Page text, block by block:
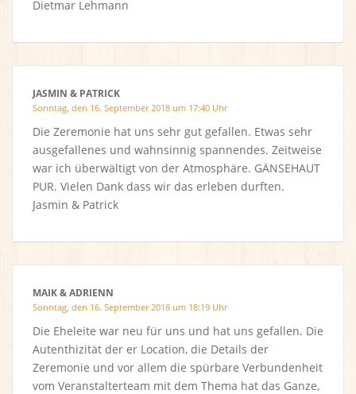
Dietmar Lehmann
JASMIN & PATRICK
Sonntag, den 16. September 2018 um 17:40 Uhr
Die Zeremonie hat uns sehr gut gefallen. Etwas sehr
ausgefallenes und wahnsinnig spannendes. Zeitweise
war ich überwältigt von der Atmosphäre. GÄNSEHAUT
PUR. Vielen Dank dass wir das erleben durften.
Jasmin & Patrick
MAIK & ADRIENN
Sonntag, den 16. September 2018 um 18:19 Uhr
Die Eheleite war neu für uns und hat uns gefallen. Die
Autenthizität der er Location, die Details der
Zeremonie und vor allem die spürbare Verbundenheit
vom Veranstalterteam mit dem Thema hat das Ganze,